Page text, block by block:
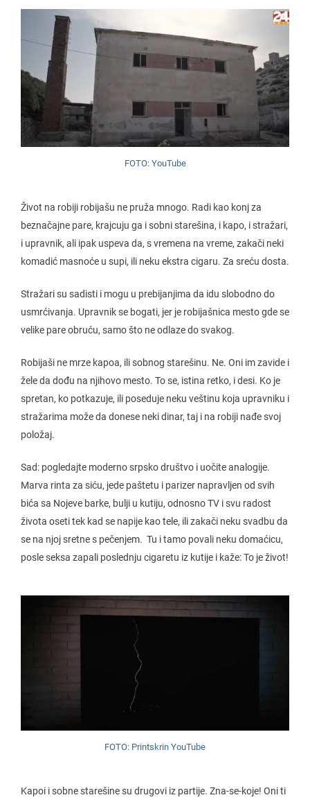
FOTO: YouTube
Život na robiji robijašu ne pruža mnogo. Radi kao konj za
beznačajne pare, krajcuju ga i sobni starešina, i kapo, i stražari,
i upravnik, ali ipak uspeva da, s vremena na vreme, zakači neki
komadić masnoće u supi, ili neku ekstra cigaru. Za sreću dosta.
Stražari su sadisti i mogu u prebijanjima da idu slobodno do
usmrćivanja. Upravnik se bogati, jer je robijašnica mesto gde se
velike pare obruću, samo što ne odlaze do svakog.
Robijaši ne mrze kapoa, ili sobnog starešinu. Ne. Oni im zavide i
žele da dođu na njihovo mesto. To se, istina retko, i desi. Ko je
spretan, ko potkazuje, ili poseduje neku veštinu koja upravniku i
stražarima može da donese neki dinar, taj i na robiji nađe svoj
položaj.
Sad: pogledajte moderno srpsko društvo i uočite analogije.
Marva rinta za siću, jede paštetu i parizer napravljen od svih
bića sa Nojeve barke, bulji u kutiju, odnosno TV i svu radost
života oseti tek kad se napije kao tele, ili zakači neku svadbu da
se na njoj sretne s pečenjem. Tu i tamo povali neku domaćicu,
posle seksa zapali poslednju cigaretu iz kutije i kaže: To je život!
FOTO: Printskrin YouTube
Kapoi i sobne starešine su drugovi iz partije. Zna-se-koje! Oni ti